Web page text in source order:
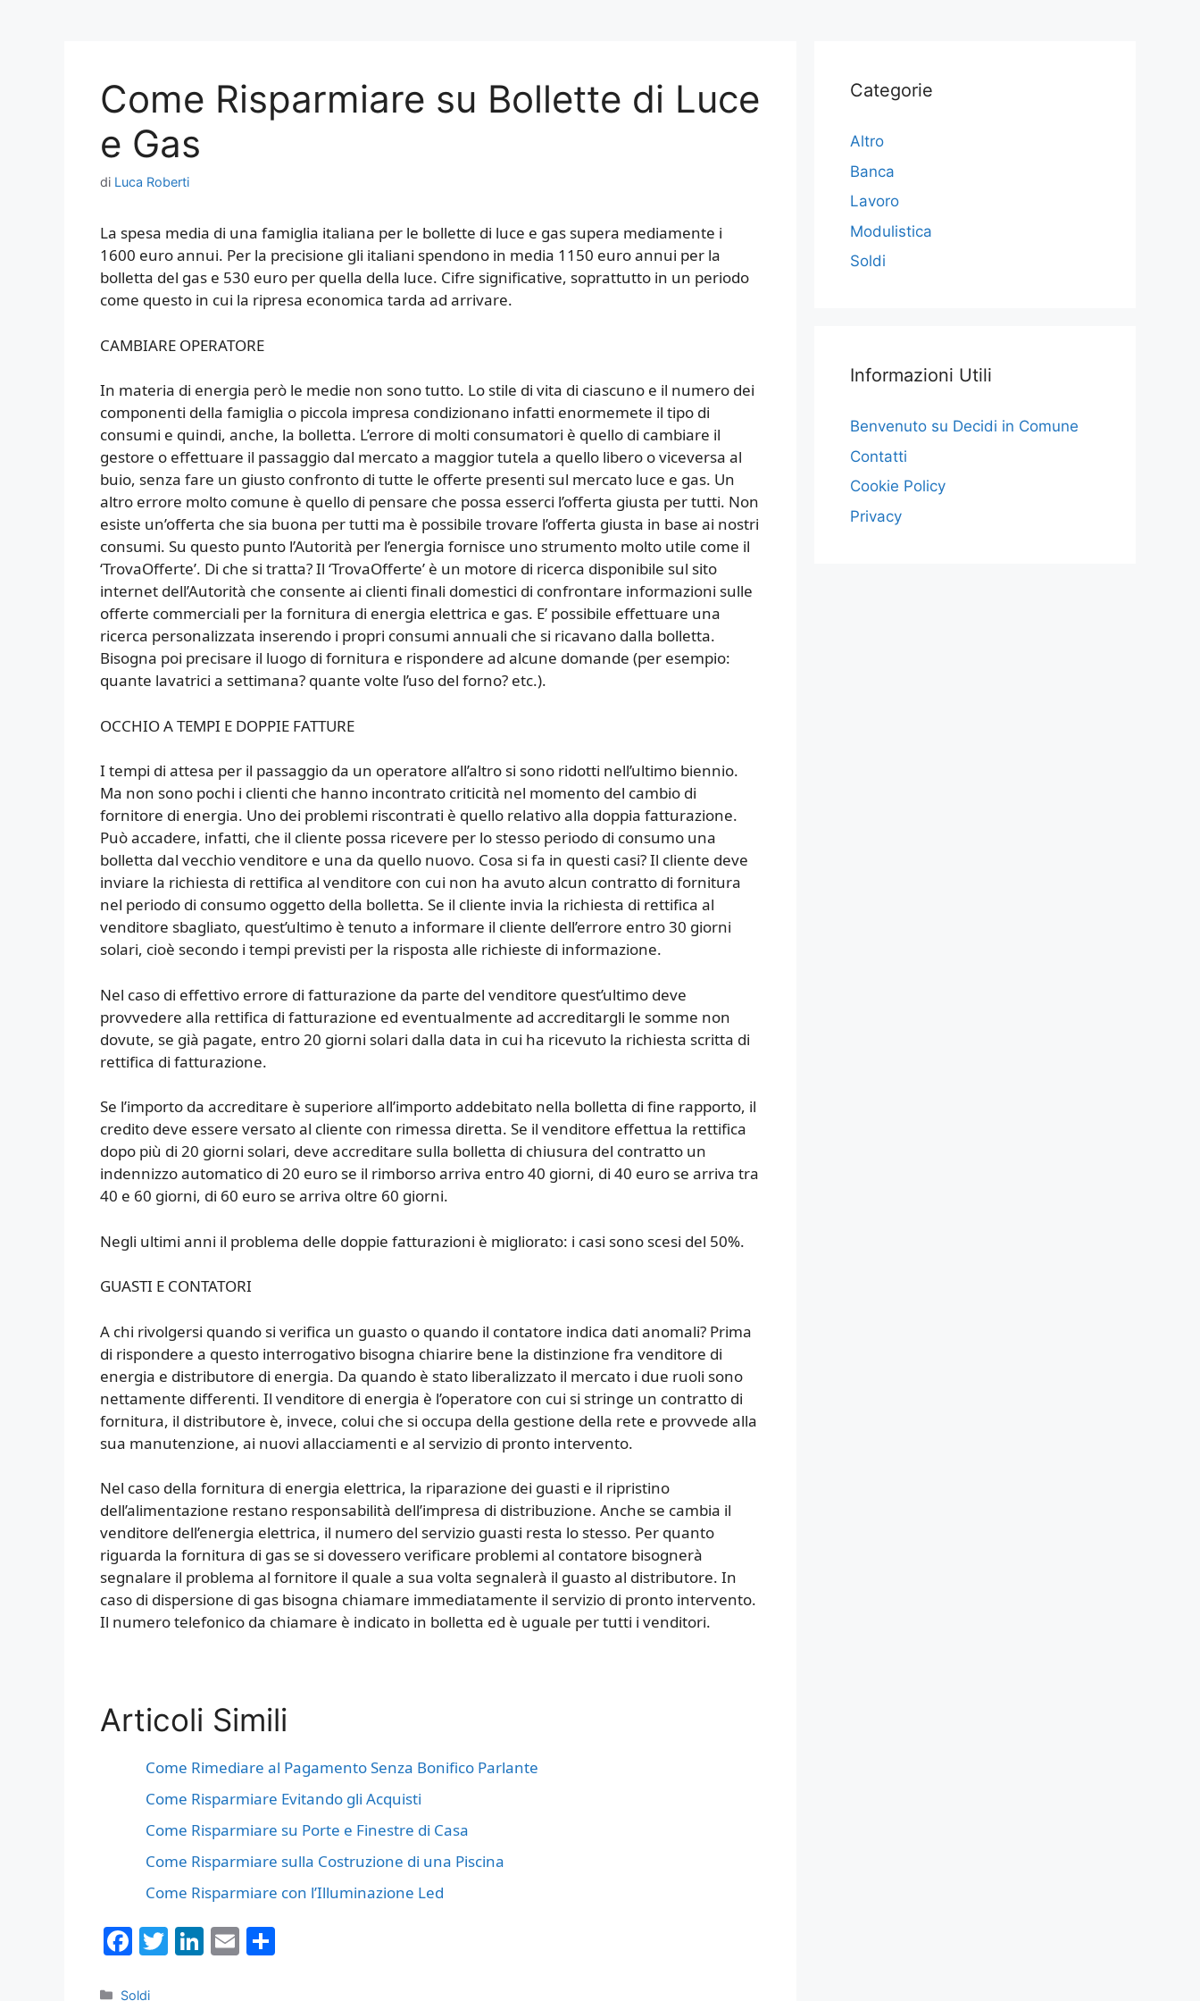
Come Risparmiare su Bollette di Luce
e Gas
di Luca Roberti
La spesa media di una famiglia italiana per le bollette di luce e gas supera mediamente i
1600 euro annui. Per la precisione gli italiani spendono in media 1150 euro annui per la
bolletta del gas e 530 euro per quella della luce. Cifre significative, soprattutto in un periodo
come questo in cui la ripresa economica tarda ad arrivare.
CAMBIARE OPERATORE
In materia di energia però le medie non sono tutto. Lo stile di vita di ciascuno e il numero dei
componenti della famiglia o piccola impresa condizionano infatti enormemete il tipo di
consumi e quindi, anche, la bolletta. L’errore di molti consumatori è quello di cambiare il
gestore o effettuare il passaggio dal mercato a maggior tutela a quello libero o viceversa al
buio, senza fare un giusto confronto di tutte le offerte presenti sul mercato luce e gas. Un
altro errore molto comune è quello di pensare che possa esserci l’offerta giusta per tutti. Non
esiste un’offerta che sia buona per tutti ma è possibile trovare l’offerta giusta in base ai nostri
consumi. Su questo punto l’Autorità per l’energia fornisce uno strumento molto utile come il
‘TrovaOfferte’. Di che si tratta? Il ‘TrovaOfferte’ è un motore di ricerca disponibile sul sito
internet dell’Autorità che consente ai clienti finali domestici di confrontare informazioni sulle
offerte commerciali per la fornitura di energia elettrica e gas. E’ possibile effettuare una
ricerca personalizzata inserendo i propri consumi annuali che si ricavano dalla bolletta.
Bisogna poi precisare il luogo di fornitura e rispondere ad alcune domande (per esempio:
quante lavatrici a settimana? quante volte l’uso del forno? etc.).
OCCHIO A TEMPI E DOPPIE FATTURE
I tempi di attesa per il passaggio da un operatore all’altro si sono ridotti nell’ultimo biennio.
Ma non sono pochi i clienti che hanno incontrato criticità nel momento del cambio di
fornitore di energia. Uno dei problemi riscontrati è quello relativo alla doppia fatturazione.
Può accadere, infatti, che il cliente possa ricevere per lo stesso periodo di consumo una
bolletta dal vecchio venditore e una da quello nuovo. Cosa si fa in questi casi? Il cliente deve
inviare la richiesta di rettifica al venditore con cui non ha avuto alcun contratto di fornitura
nel periodo di consumo oggetto della bolletta. Se il cliente invia la richiesta di rettifica al
venditore sbagliato, quest’ultimo è tenuto a informare il cliente dell’errore entro 30 giorni
solari, cioè secondo i tempi previsti per la risposta alle richieste di informazione.
Nel caso di effettivo errore di fatturazione da parte del venditore quest’ultimo deve
provvedere alla rettifica di fatturazione ed eventualmente ad accreditargli le somme non
dovute, se già pagate, entro 20 giorni solari dalla data in cui ha ricevuto la richiesta scritta di
rettifica di fatturazione.
Se l’importo da accreditare è superiore all’importo addebitato nella bolletta di fine rapporto, il
credito deve essere versato al cliente con rimessa diretta. Se il venditore effettua la rettifica
dopo più di 20 giorni solari, deve accreditare sulla bolletta di chiusura del contratto un
indennizzo automatico di 20 euro se il rimborso arriva entro 40 giorni, di 40 euro se arriva tra
40 e 60 giorni, di 60 euro se arriva oltre 60 giorni.
Negli ultimi anni il problema delle doppie fatturazioni è migliorato: i casi sono scesi del 50%.
GUASTI E CONTATORI
A chi rivolgersi quando si verifica un guasto o quando il contatore indica dati anomali? Prima
di rispondere a questo interrogativo bisogna chiarire bene la distinzione fra venditore di
energia e distributore di energia. Da quando è stato liberalizzato il mercato i due ruoli sono
nettamente differenti. Il venditore di energia è l’operatore con cui si stringe un contratto di
fornitura, il distributore è, invece, colui che si occupa della gestione della rete e provvede alla
sua manutenzione, ai nuovi allacciamenti e al servizio di pronto intervento.
Nel caso della fornitura di energia elettrica, la riparazione dei guasti e il ripristino
dell’alimentazione restano responsabilità dell’impresa di distribuzione. Anche se cambia il
venditore dell’energia elettrica, il numero del servizio guasti resta lo stesso. Per quanto
riguarda la fornitura di gas se si dovessero verificare problemi al contatore bisognerà
segnalare il problema al fornitore il quale a sua volta segnalerà il guasto al distributore. In
caso di dispersione di gas bisogna chiamare immediatamente il servizio di pronto intervento.
Il numero telefonico da chiamare è indicato in bolletta ed è uguale per tutti i venditori.
Articoli Simili
Come Rimediare al Pagamento Senza Bonifico Parlante
Come Risparmiare Evitando gli Acquisti
Come Risparmiare su Porte e Finestre di Casa
Come Risparmiare sulla Costruzione di una Piscina
Come Risparmiare con l’Illuminazione Led
F
T
Li E
Categorie
Soldi
Categorie
Altro
Banca
Lavoro
Modulistica
Soldi
Informazioni Utili
Benvenuto su Decidi in Comune
Contatti
Cookie Policy
Privacy